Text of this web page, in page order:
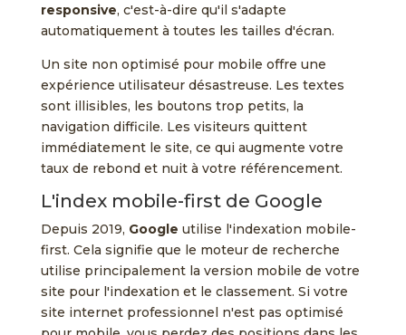
responsive, c'est-à-dire qu'il s'adapte
automatiquement à toutes les tailles d'écran.
Un site non optimisé pour mobile offre une
expérience utilisateur désastreuse. Les textes
sont illisibles, les boutons trop petits, la
navigation difficile. Les visiteurs quittent
immédiatement le site, ce qui augmente votre
taux de rebond et nuit à votre référencement.
L'index mobile-first de Google
Depuis 2019, Google utilise l'indexation mobile-
first. Cela signifie que le moteur de recherche
utilise principalement la version mobile de votre
site pour l'indexation et le classement. Si votre
site internet professionnel n'est pas optimisé